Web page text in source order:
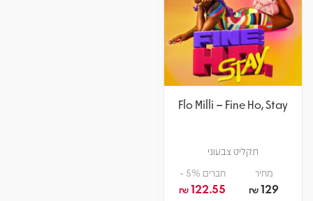
Flo Milli – Fine Ho, Stay
תקליט צבעוני
מחיר
129
₪
חברים 5% -
122.55
₪